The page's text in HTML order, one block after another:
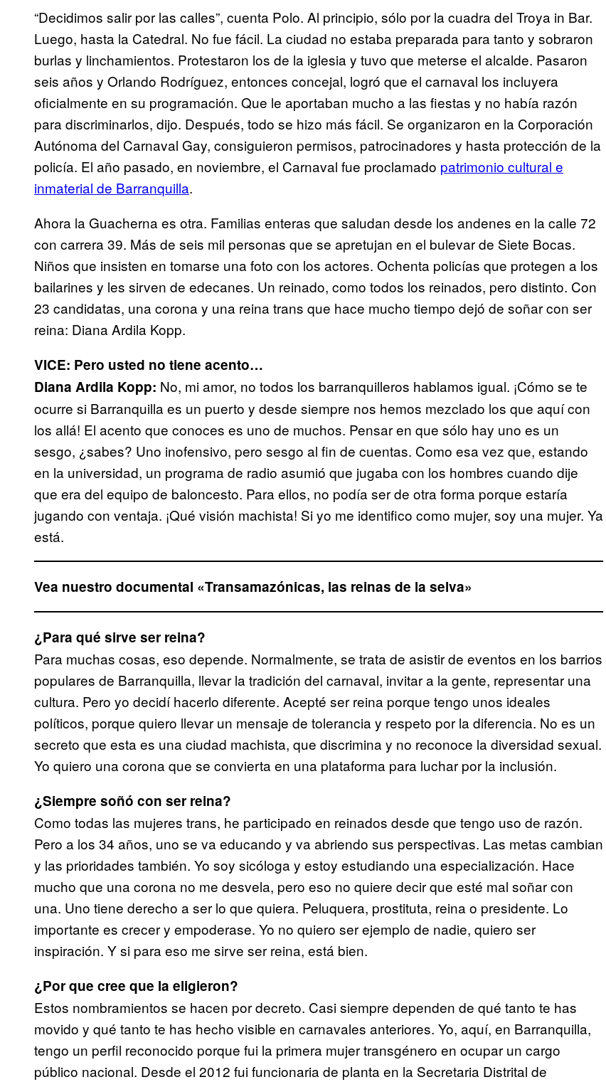
“Decidimos salir por las calles”, cuenta Polo. Al principio, sólo por la cuadra del Troya in Bar.
Luego, hasta la Catedral. No fue fácil. La ciudad no estaba preparada para tanto y sobraron
burlas y linchamientos. Protestaron los de la iglesia y tuvo que meterse el alcalde. Pasaron
seis años y Orlando Rodríguez, entonces concejal, logró que el carnaval los incluyera
oficialmente en su programación. Que le aportaban mucho a las fiestas y no había razón
para discriminarlos, dijo. Después, todo se hizo más fácil. Se organizaron en la Corporación
Autónoma del Carnaval Gay, consiguieron permisos, patrocinadores y hasta protección de la
policía. El año pasado, en noviembre, el Carnaval fue proclamado patrimonio cultural e
inmaterial de Barranquilla.
Ahora la Guacherna es otra. Familias enteras que saludan desde los andenes en la calle 72
con carrera 39. Más de seis mil personas que se apretujan en el bulevar de Siete Bocas.
Niños que insisten en tomarse una foto con los actores. Ochenta policías que protegen a los
bailarines y les sirven de edecanes. Un reinado, como todos los reinados, pero distinto. Con
23 candidatas, una corona y una reina trans que hace mucho tiempo dejó de soñar con ser
reina: Diana Ardila Kopp.
VICE: Pero usted no tiene acento…
Diana Ardila Kopp: No, mi amor, no todos los barranquilleros hablamos igual. ¡Cómo se te
ocurre si Barranquilla es un puerto y desde siempre nos hemos mezclado los que aquí con
los allá! El acento que conoces es uno de muchos. Pensar en que sólo hay uno es un
sesgo, ¿sabes? Uno inofensivo, pero sesgo al fin de cuentas. Como esa vez que, estando
en la universidad, un programa de radio asumió que jugaba con los hombres cuando dije
que era del equipo de baloncesto. Para ellos, no podía ser de otra forma porque estaría
jugando con ventaja. ¡Qué visión machista! Si yo me identifico como mujer, soy una mujer. Ya
está.
Vea nuestro documental «Transamazónicas, las reinas de la selva»
¿Para qué sirve ser reina?
Para muchas cosas, eso depende. Normalmente, se trata de asistir de eventos en los barrios
populares de Barranquilla, llevar la tradición del carnaval, invitar a la gente, representar una
cultura. Pero yo decidí hacerlo diferente. Acepté ser reina porque tengo unos ideales
políticos, porque quiero llevar un mensaje de tolerancia y respeto por la diferencia. No es un
secreto que esta es una ciudad machista, que discrimina y no reconoce la diversidad sexual.
Yo quiero una corona que se convierta en una plataforma para luchar por la inclusión.
¿Siempre soñó con ser reina?
Como todas las mujeres trans, he participado en reinados desde que tengo uso de razón.
Pero a los 34 años, uno se va educando y va abriendo sus perspectivas. Las metas cambian
y las prioridades también. Yo soy sicóloga y estoy estudiando una especialización. Hace
mucho que una corona no me desvela, pero eso no quiere decir que esté mal soñar con
una. Uno tiene derecho a ser lo que quiera. Peluquera, prostituta, reina o presidente. Lo
importante es crecer y empoderase. Yo no quiero ser ejemplo de nadie, quiero ser
inspiración. Y si para eso me sirve ser reina, está bien.
¿Por que cree que la eligieron?
Estos nombramientos se hacen por decreto. Casi siempre dependen de qué tanto te has
movido y qué tanto te has hecho visible en carnavales anteriores. Yo, aquí, en Barranquilla,
tengo un perfil reconocido porque fui la primera mujer transgénero en ocupar un cargo
público nacional. Desde el 2012 fui funcionaria de planta en la Secretaria Distrital de